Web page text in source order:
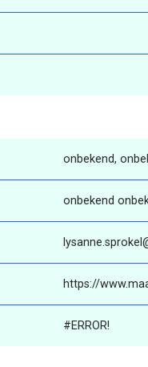
onbekend,
onbekend
https://
#ERROR!